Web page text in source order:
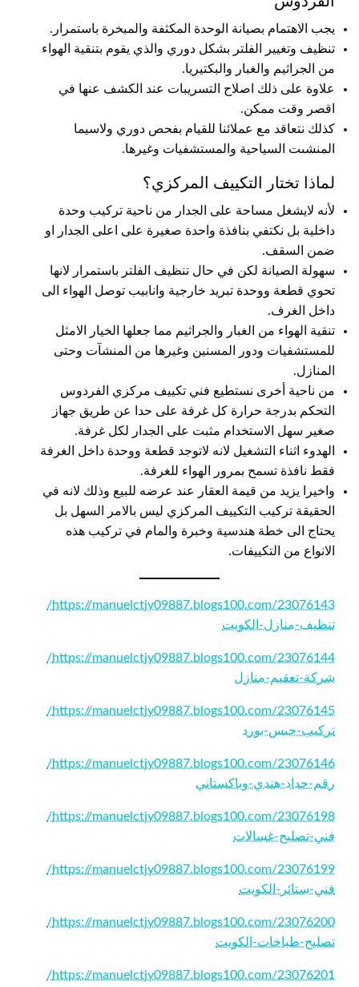
يجب الاهتمام بصيانة الوحدة المكثفة والمبخرة باستمرار.
تنظيف وتغيير الفلتر بشكل دوري والذي يقوم بتنقية الهواء
من الجراثيم والغبار والبكتيريا.
علاوة على ذلك اصلاح التسريبات عند الكشف عنها في
اقصر وقت ممكن.
كذلك نتعاقد مع عملائنا للقيام بفحص دوري ولاسيما
المنشىت السياحية والمستشفيات وغيرها.
لماذا تختار التكييف المركزي؟
لأنه لايشغل مساحة على الجدار من ناحية تركيب وحدة
داخلية بل نكتفي بنافذة واحدة صغيرة على اعلى الجدار او
ضمن السقف.
سهولة الصيانة لكن في حال تنظيف الفلتر باستمرار لانها
تحوي قطعة ووحدة تبريد خارجية وانابيب توصل الهواء الى
داخل الغرف.
تنقية الهواء من الغبار والجراثيم مما جعلها الخيار الامثل
للمستشفيات ودور المسنين وغيرها من المنشآت وحتى
المنازل.
من ناحية أخرى نستطيع فني تكييف مركزي الفردوس
التحكم بدرجة حرارة كل غرفة على حدا عن طريق جهاز
صغير سهل الاستخدام مثبت على الجدار لكل غرفة.
الهدوء اثناء التشغيل لانه لاتوجد قطعة ووحدة داخل الغرفة
فقط نافذة تسمح بمرور الهواء للغرفة.
واخيرا يزيد من قيمة العقار عند عرضه للبيع وذلك لانه في
الحقيقة تركيب التكييف المركزي ليس بالامر السهل بل
يحتاج الى خطة هندسية وخبرة والمام في تركيب هذه
الانواع من التكييفات.
https://manuelctjy09887.blogs100.com/23076143/
تنظيف-منازل-الكويت
https://manuelctjy09887.blogs100.com/23076144/
شركة-تعقيم-منازل
https://manuelctjy09887.blogs100.com/23076145/
تركيب-جبس-بورد
https://manuelctjy09887.blogs100.com/23076146/
رقم-حداد-هندي-وباكستاني
https://manuelctjy09887.blogs100.com/23076198/
فني-تصليح-غسالات
https://manuelctjy09887.blogs100.com/23076199/
فني-ستائر-الكويت
https://manuelctjy09887.blogs100.com/23076200/
تصليح-طباخات-الكويت
https://manuelctjy09887.blogs100.com/23076201/